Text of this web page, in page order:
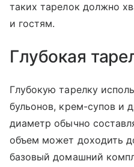
таких тарелок должно
и гостям.
Глубокая
Глубокую тарелку
бульонов, крем-супов и
диаметр обычно
объем может доходить
базовый домашний